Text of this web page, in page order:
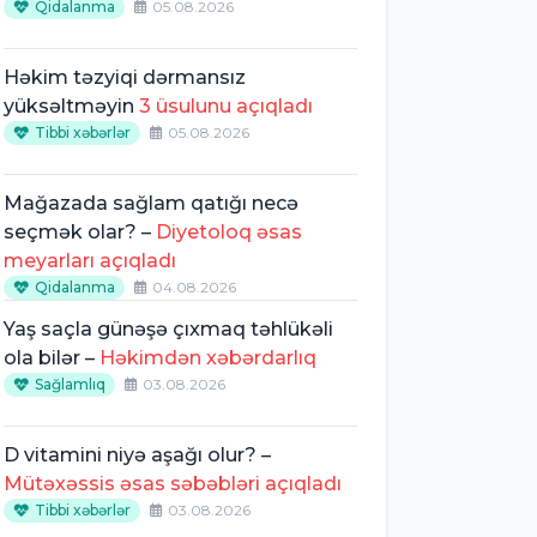
Qidalanma 05.08.2026
Həkim təzyiqi dərmansız
yüksəltməyin3 üsulunu açıqladı
Tibbi xəbərlər 05.08.2026
Mağazada sağlam qatığı necə
seçmək olar? – Diyetoloq əsas
meyarları açıqladı
Qidalanma 04.08.2026
Yaş saçla günəşə çıxmaq təhlükəli
ola bilər – Həkimdən xəbərdarlıq
Sağlamlıq 03.08.2026
D vitamini niyə aşağı olur? –
Mütəxəssis əsas səbəbləri açıqladı
Tibbi xəbərlər 03.08.2026